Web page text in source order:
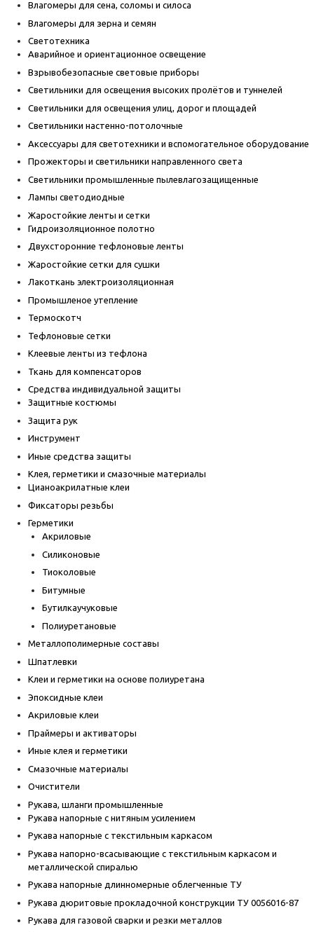
Влагомеры для сена, соломы и силоса
Влагомеры для зерна и семян
Светотехника
Аварийное и ориентационное освещение
Взрывобезопасные световые приборы
Светильники для освещения высоких пролётов и туннелей
Светильники для освещения улиц, дорог и площадей
Светильники настенно-потолочные
Аксессуары для светотехники и вспомогательное оборудование
Прожекторы и светильники направленного света
Светильники промышленные пылевлагозащищенные
Лампы светодиодные
Жаростойкие ленты и сетки
Гидроизоляционное полотно
Двухсторонние тефлоновые ленты
Жаростойкие сетки для сушки
Лакоткань электроизоляционная
Промышленое утепление
Термоскотч
Тефлоновые сетки
Клеевые ленты из тефлона
Ткань для компенсаторов
Средства индивидуальной защиты
Защитные костюмы
Защита рук
Инструмент
Иные средства защиты
Клея, герметики и смазочные материалы
Цианоакрилатные клеи
Фиксаторы резьбы
Герметики
Акриловые
Силиконовые
Тиоколовые
Битумные
Бутилкаучуковые
Полиуретановые
Металлополимерные составы
Шпатлевки
Клеи и герметики на основе полиуретана
Эпоксидные клеи
Акриловые клеи
Праймеры и активаторы
Иные клея и герметики
Смазочные материалы
Очистители
Рукава, шланги промышленные
Рукава напорные с нитяным усилением
Рукава напорные с текстильным каркасом
Рукава напорно-всасывающие с текстильным каркасом и
металлической спиралью
Рукава напорные длинномерные облегченные ТУ
Рукава дюритовые прокладочной конструкции ТУ 0056016-87
Рукава для газовой сварки и резки металлов